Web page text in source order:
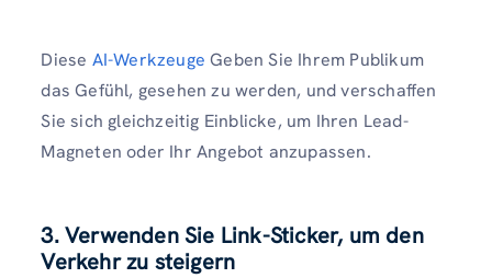
Diese AI-Werkzeuge Geben Sie Ihrem Publikum
das Gefühl, gesehen zu werden, und verschaffen
Sie sich gleichzeitig Einblicke, um Ihren Lead-
Magneten oder Ihr Angebot anzupassen.
3. Verwenden Sie Link-Sticker, um den
Verkehr zu steigern